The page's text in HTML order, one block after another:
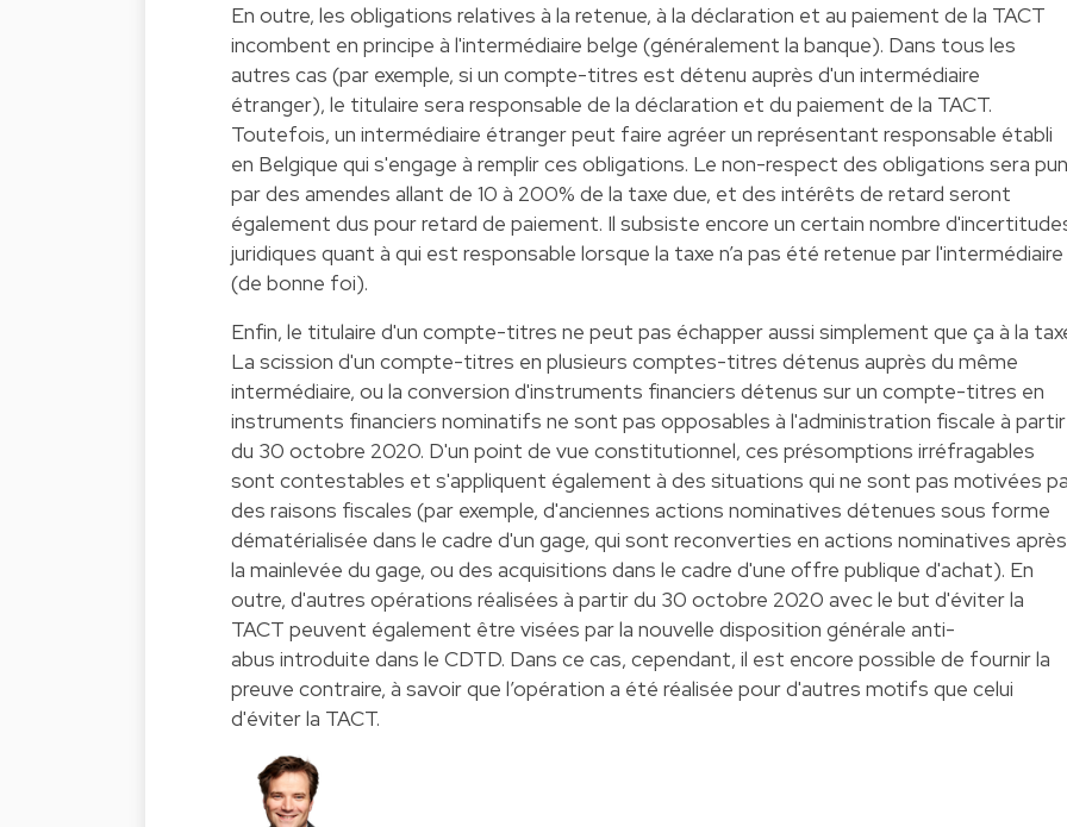
En outre, les obligations relatives à la retenue, à la déclaration et au paiement de la TACT
incombent en principe à l'intermédiaire belge (généralement la banque). Dans tous les
autres cas (par exemple, si un compte-titres est détenu auprès d'un intermédiaire
étranger), le titulaire sera responsable de la déclaration et du paiement de la TACT.
Toutefois, un intermédiaire étranger peut faire agréer un représentant responsable établi
en Belgique qui s'engage à remplir ces obligations. Le non-respect des obligations sera
par des amendes allant de 10 à 200% de la taxe due, et des intérêts de retard seront
également dus pour retard de paiement. Il subsiste encore un certain nombre
juridiques quant à qui est responsable lorsque la taxe n’a pas été retenue par l'intermédiaire
(de bonne foi).
Enfin, le titulaire d'un compte-titres ne peut pas échapper aussi simplement que ça à la
La scission d'un compte-titres en plusieurs comptes-titres détenus auprès du même
intermédiaire, ou la conversion d'instruments financiers détenus sur un compte-titres en
instruments financiers nominatifs ne sont pas opposables à l'administration fiscale à partir
du 30 octobre 2020. D'un point de vue constitutionnel, ces présomptions irréfragables
sont contestables et s'appliquent également à des situations qui ne sont pas motivées
des raisons fiscales (par exemple, d'anciennes actions nominatives détenues sous forme
dématérialisée dans le cadre d'un gage, qui sont reconverties en actions nominatives après
la mainlevée du gage, ou des acquisitions dans le cadre d'une offre publique d'achat). En
outre, d'autres opérations réalisées à partir du 30 octobre 2020 avec le but d'éviter la
TACT peuvent également être visées par la nouvelle disposition générale anti-
abus introduite dans le CDTD. Dans ce cas, cependant, il est encore possible de fournir la
preuve contraire, à savoir que l’opération a été réalisée pour d'autres motifs que celui
d'éviter la TACT.